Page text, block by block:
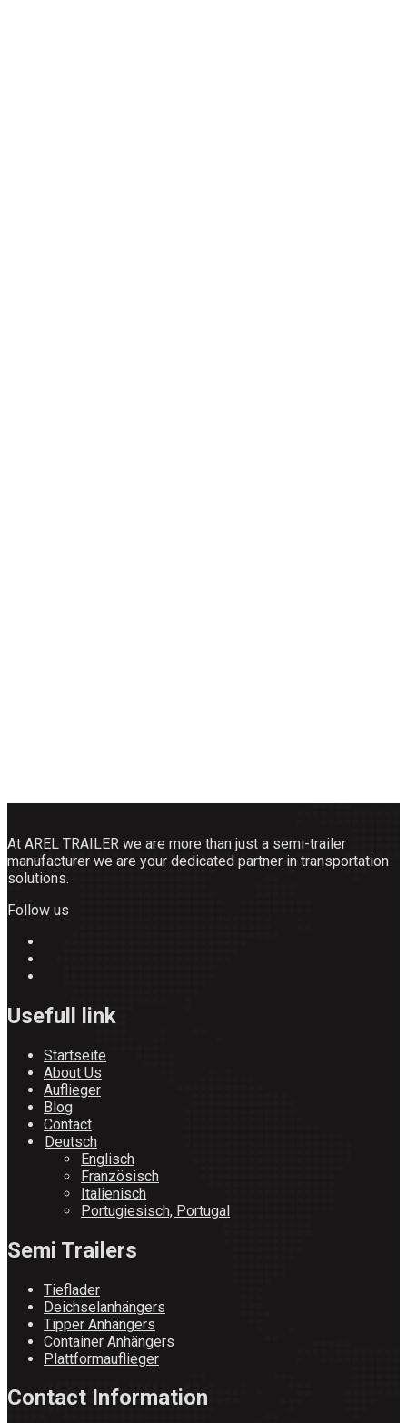
At AREL TRAILER we are more than just a semi-trailer
manufacturer we are your dedicated partner in transportation
solutions.
Follow us
Usefull link
Startseite
About Us
Auflieger
Blog
Contact
Deutsch
Englisch
Französisch
Italienisch
Portugiesisch, Portugal
Semi Trailers
Tieflader
Deichselanhängers
Tipper Anhängers
Container Anhängers
Plattformauflieger
Contact Information